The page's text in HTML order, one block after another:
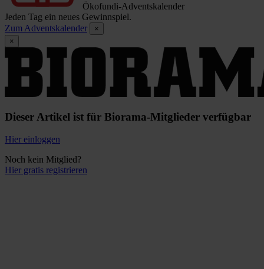
Ökofundi-Adventskalender
Jeden Tag ein neues Gewinnspiel.
Zum Adventskalender
×
×
Dieser Artikel ist für Biorama-Mitglieder verfügbar
Hier einloggen
Noch kein Mitglied?
Hier gratis registrieren